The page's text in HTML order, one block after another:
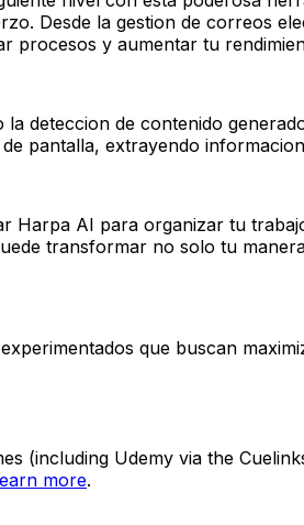
Desde la gestion de correos
procesos y aumentar tu
deteccion de contenido
pantalla, extrayendo
AI para organizar tu
transformar no solo tu
que buscan
(including Udemy via the
more.